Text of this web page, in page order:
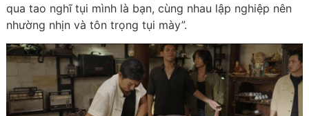
qua tao nghĩ tụi mình là bạn, cùng nhau lập nghiệp nên
nhường nhịn và tôn trọng tụi mày”.